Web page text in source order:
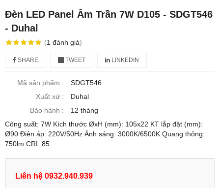
Đèn LED Panel Âm Trần 7W D105 - SDGT546
- Duhal
(1 đánh giá)
SHARE TWEET LINKEDIN
Mã sản phẩm :
SDGT546
Xuất xứ :
Duhal
Bảo hành :
12 tháng
Công suất: 7W Kích thước ØxH (mm): 105x22 KT lắp đặt (mm):
Ø90 Điện áp: 220V/50Hz Ánh sáng: 3000K/6500K Quang thông:
750lm CRI: 85
Liên hệ 0932.940.939